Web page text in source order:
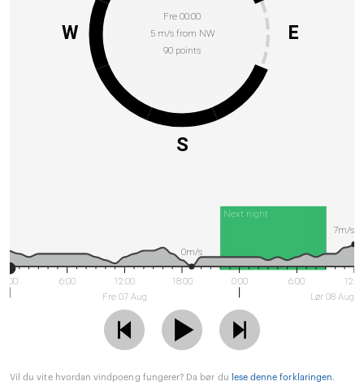
Fre 00:00
5 m/s from NW
90 points
E
S
W
Next night
0:00 6:00
12:00
Fre 07 Aug
18:00 0:00 6:00
Lør 08 Aug
7m/s
0m/s
Vil du vite hvordan vindpoeng fungerer? Da bør du lese denne forklaringen.